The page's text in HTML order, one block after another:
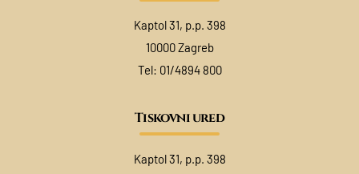
Kaptol 31, p.p. 398
10000 Zagreb
Tel: 01/4894 800
Tiskovni ured
Kaptol 31, p.p. 398